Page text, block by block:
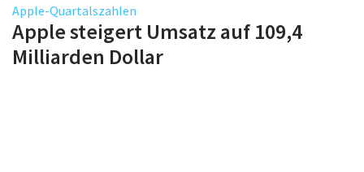
Apple-Quartalszahlen
Apple steigert Umsatz auf 109,4
Milliarden Dollar